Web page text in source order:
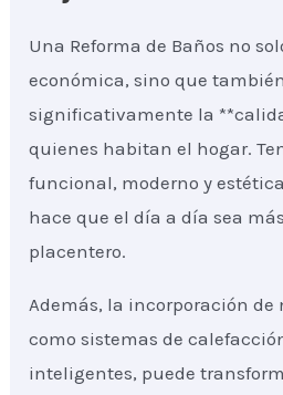
Una Reforma de Baños no
económica, sino que
significativamente la
quienes habitan el hogar.
funcional, moderno y
hace que el día a día sea
placentero.
Además, la incorporación de
como sistemas de
inteligentes, puede